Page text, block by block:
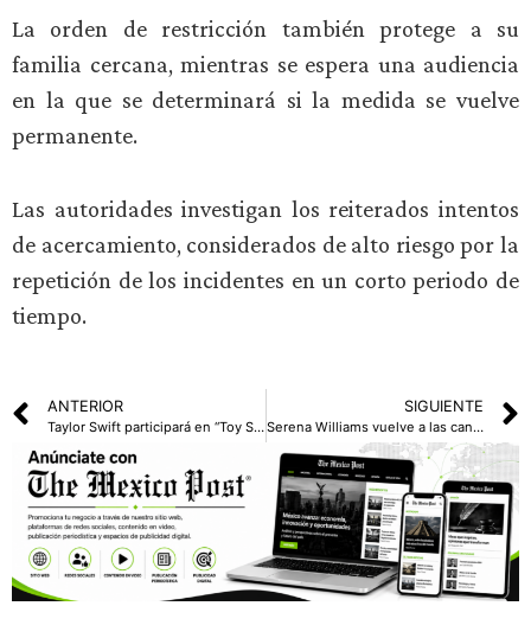
La orden de restricción también protege a su
familia cercana, mientras se espera una audiencia
en la que se determinará si la medida se vuelve
permanente.
Las autoridades investigan los reiterados intentos
de acercamiento, considerados de alto riesgo por la
repetición de los incidentes en un corto periodo de
tiempo.
ANTERIOR
Taylor Swift participará en “Toy Story 5” con una canción
SIGUIENTE
Serena Williams vuelve a las canchas en Queen’s Club